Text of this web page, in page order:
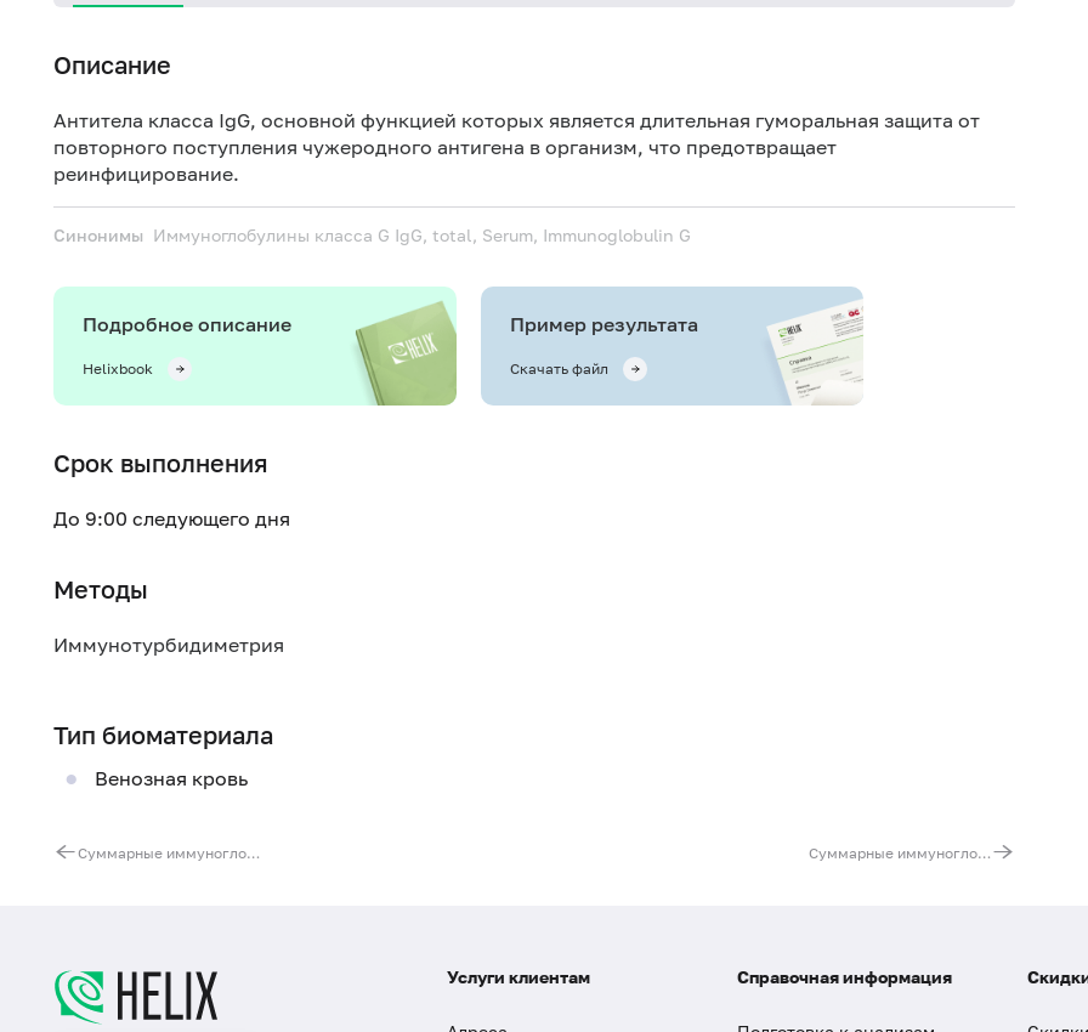
Описание
Антитела класса IgG, основной функцией которых является длительная гуморальная защита от
повторного поступления чужеродного антигена в организм, что предотвращает
реинфицирование.
Синонимы Иммуноглобулины класса G IgG, total, Serum, Immunoglobulin G
Подробное описание
Helixbook
Пример результата
Скачать файл
Срок выполнения
До 9:00 следующего дня
Методы
Иммунотурбидиметрия
Тип биоматериала
Венозная кровь
Суммарные иммуноглобулины A (IgA) в сыворотке Суммарные иммуноглобулины M (IgM) в сыворотке
Услуги клиентам Справочная информация